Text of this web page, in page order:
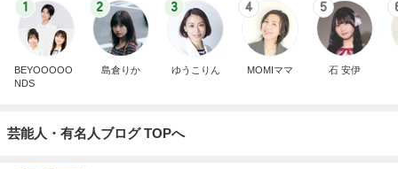
1
BEYOOOOO
NDS
2
島倉りか
3
ゆうこりん
4
MOMIママ
5
石 安伊
芸能人・有名人ブログ TOPへ